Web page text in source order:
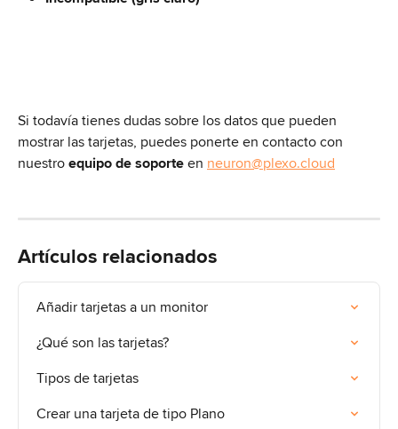
Si todavía tienes dudas sobre los datos que pueden
mostrar las tarjetas, puedes ponerte en contacto con
nuestro equipo de soporte en neuron@plexo.cloud
Artículos relacionados
Añadir tarjetas a un monitor
¿Qué son las tarjetas?
Tipos de tarjetas
Crear una tarjeta de tipo Plano